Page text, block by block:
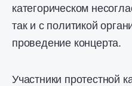
категорическом
так и с политикой
проведение концерта.
Участники протестной